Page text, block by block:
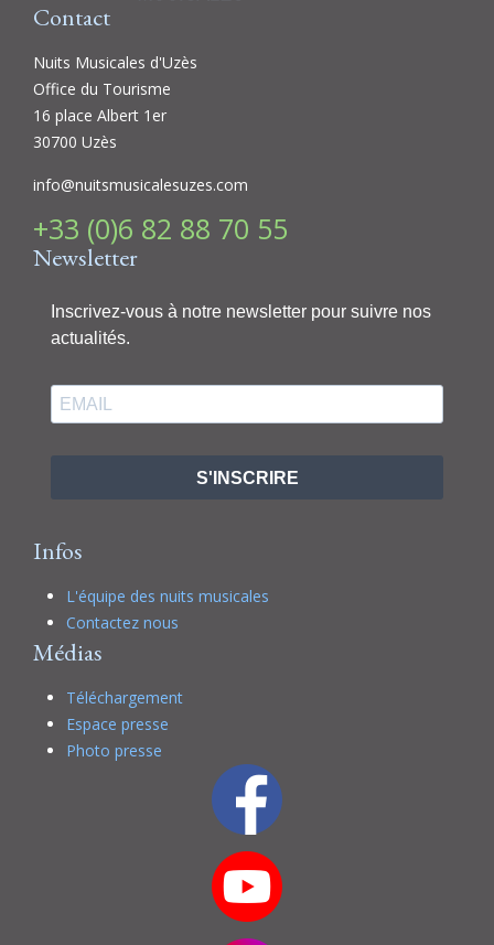
Contact
Nuits Musicales d'Uzès
Office du Tourisme
16 place Albert 1er
30700 Uzès
info@nuitsmusicalesuzes.com
+33 (0)6 82 88 70 55
Newsletter
Inscrivez-vous à notre newsletter pour suivre nos
actualités.
S'INSCRIRE
Infos
L'équipe des nuits musicales
Contactez nous
Médias
Téléchargement
Espace presse
Photo presse